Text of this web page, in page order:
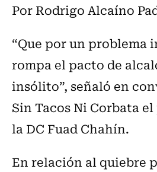
Por Rodrigo Alcaíno
“Que por un problema
rompa el pacto de
insólito”, señaló en
Sin Tacos Ni Corbata
la DC Fuad Chahín.
En relación al quiebre